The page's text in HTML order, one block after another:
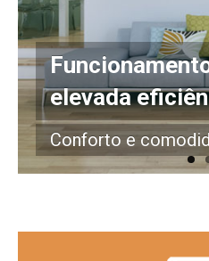
Certificações
Galeria
Quem Somos
Contactos
elevada
Conforto e